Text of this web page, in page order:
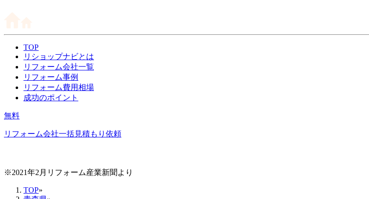
TOP
リショップナビとは
リフォーム会社一覧
リフォーム事例
リフォーム費用相場
成功のポイント
無料
リフォーム会社一括見積もり依頼
※2021年2月リフォーム産業新聞より
TOP»